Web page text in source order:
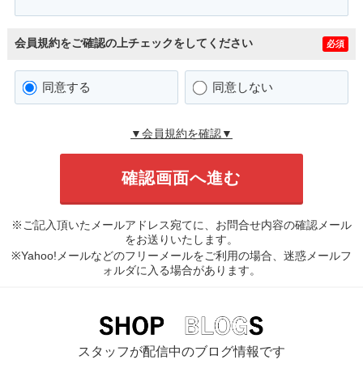
会員規約をご確認の上チェックをしてください 必須
同意する 同意しない
▼会員規約を確認▼
※ご記入頂いたメールアドレス宛てに、お問合せ内容の確認メール
をお送りいたします。
※Yahoo!メールなどのフリーメールをご利用の場合、迷惑メールフ
ォルダに入る場合があります。
スタッフが配信中のブログ情報です